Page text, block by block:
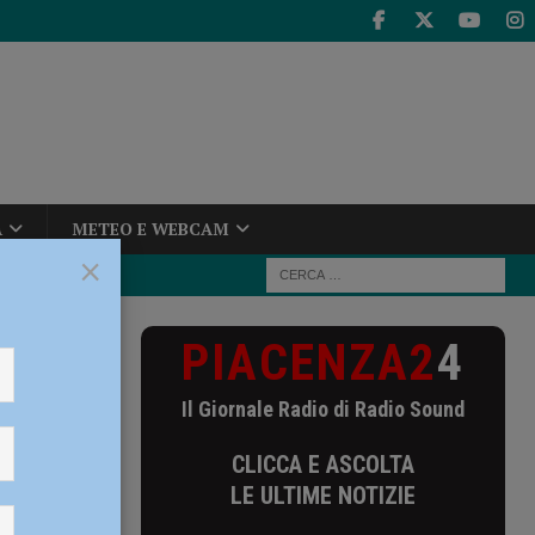
METEO E WEBCAM
PIACENZA24
Il Giornale Radio di Radio Sound
CLICCA E ASCOLTA
LE ULTIME NOTIZIE
×